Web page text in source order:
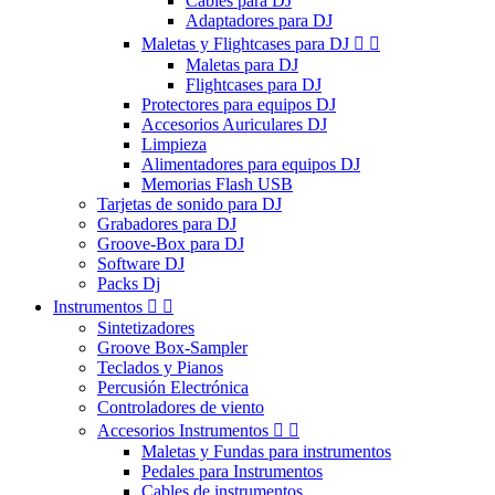
Adaptadores para DJ
Maletas y Flightcases para DJ  
Maletas para DJ
Flightcases para DJ
Protectores para equipos DJ
Accesorios Auriculares DJ
Limpieza
Alimentadores para equipos DJ
Memorias Flash USB
Tarjetas de sonido para DJ
Grabadores para DJ
Groove-Box para DJ
Software DJ
Packs Dj
Instrumentos  
Sintetizadores
Groove Box-Sampler
Teclados y Pianos
Percusión Electrónica
Controladores de viento
Accesorios Instrumentos  
Maletas y Fundas para instrumentos
Pedales para Instrumentos
Cables de instrumentos